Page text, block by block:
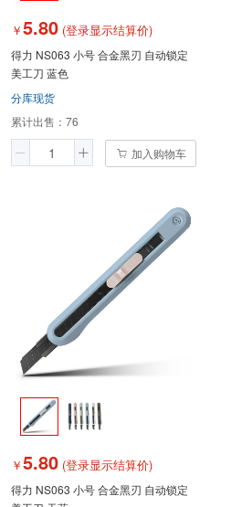
￥5.80 (登录显示结算价)
得力 NS063 小号 合金黑刃 自动锁定
美工刀 蓝色
分库现货
累计出售： 76
加入购物车
￥5.80 (登录显示结算价)
得力 NS063 小号 合金黑刃 自动锁定